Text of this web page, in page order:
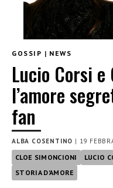
GOSSIP | NEWS
Lucio Corsi
l’amore
fan
ALBA COSENTINO | 19
CLOE SIMONCIONI LUCIO
STORIA D'AMORE